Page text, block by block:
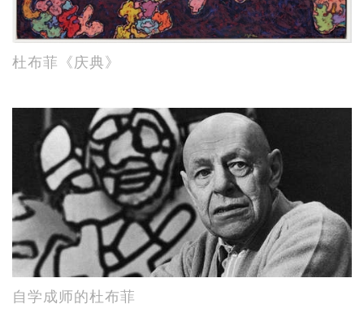
杜布菲《庆典》
自学成师的杜布菲